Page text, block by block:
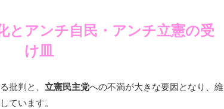
とアンチ自民・アンチ立憲の受
け皿
批判と、 立憲民主党への不満が大きな要因となり、維
ています。